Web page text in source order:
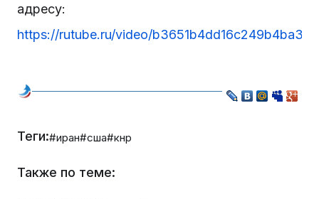
адресу:
https://rutube.ru/video/
Теги:#иран#сша#кнр
Также по теме: